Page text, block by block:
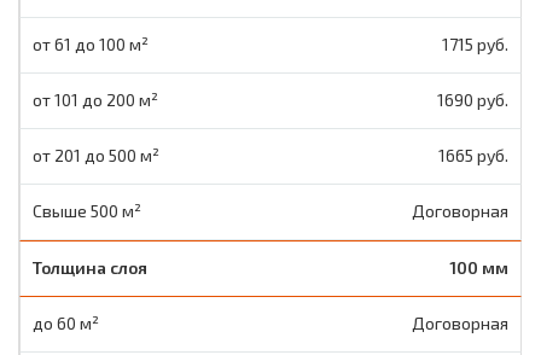
1715 руб.
1690 руб.
1665 руб.
Договорная
100 мм
Договорная